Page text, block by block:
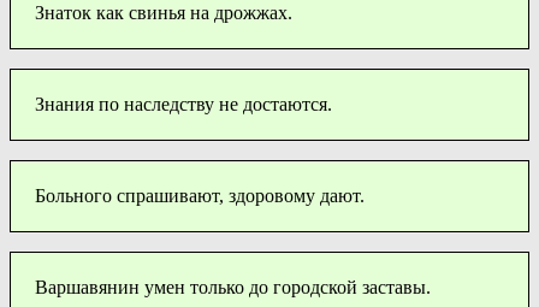
Знаток как свинья на дрожжах.
Знания по наследству не достаются.
Больного спрашивают, здоровому дают.
Варшавянин умен только до городской заставы.